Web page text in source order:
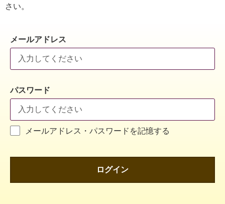
さい。
メールアドレス
パスワード
メールアドレス・パスワードを記憶する
ログイン